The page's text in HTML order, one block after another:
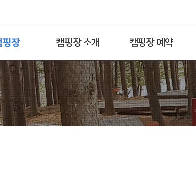
캠핑장 소개 캠핑장 예약